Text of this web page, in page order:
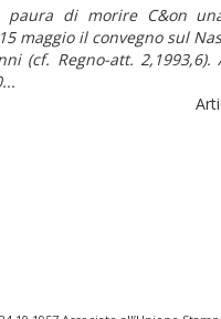
paura di morire C&on
maggio il convegno sul
(cf. Regno-att. 2,1993,6).